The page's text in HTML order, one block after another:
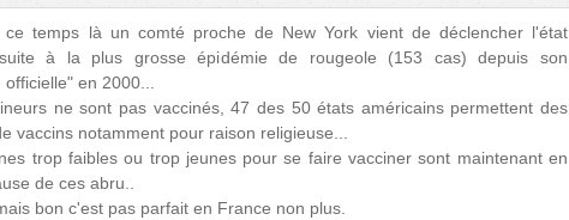
ce temps là un comté proche de New York vient de déclencher l'état
à la plus grosse épidémie de rougeole (153 cas) depuis son
en 2000...
ne sont pas vaccinés, 47 des 50 états américains permettent des
vaccins notamment pour raison religieuse...
trop faibles ou trop jeunes pour se faire vacciner sont maintenant en
de ces abru..
bon c'est pas parfait en France non plus.